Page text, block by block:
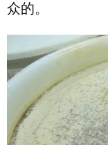
众的。